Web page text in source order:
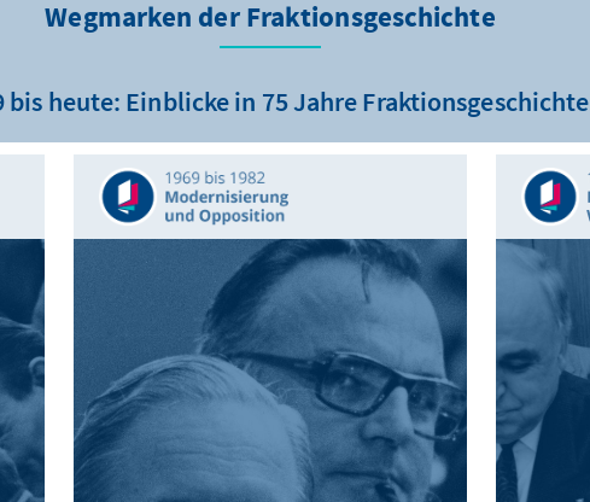
Wegmarken der Fraktionsgeschichte
bis heute: Einblicke in 75 Jahre Fraktionsgeschichte